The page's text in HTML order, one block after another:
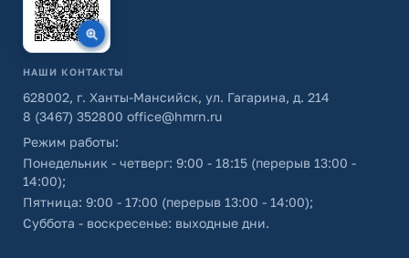
НАШИ КОНТАКТЫ
628002, г. Ханты-Мансийск, ул. Гагарина, д. 214
8 (3467) 352800 office@hmrn.ru
Режим работы:
Понедельник - четверг: 9:00 - 18:15 (перерыв 13:00 -
14:00);
Пятница: 9:00 - 17:00 (перерыв 13:00 - 14:00);
Суббота - воскресенье: выходные дни.